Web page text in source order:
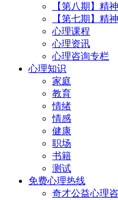
【第八期】精
【第七期】精
心理课程
心理资讯
心理咨询专栏
心理知识
家庭
教育
情绪
情感
健康
职场
书籍
测试
免费心理热线
奇才公益心理